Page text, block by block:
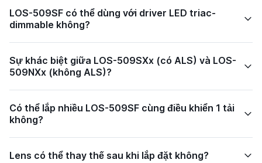
LOS-509SF có thể dùng với driver LED triac-
dimmable không?
Sự khác biệt giữa LOS-509SXx (có ALS) và LOS-
509NXx (không ALS)?
Có thể lắp nhiều LOS-509SF cùng điều khiển 1 tải
không?
Lens có thể thay thế sau khi lắp đặt không?